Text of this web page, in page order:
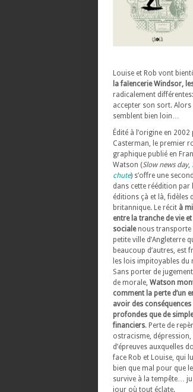
Louise et Rob vont
la faïencerie Windsor,
radicalement
accepter son sort. Alors
semblent bien loin…
Édité à l’origine en 2002
Casterman, le premier
graphique publié en
Watson (Slow news day,
chute) s’offre une
dans cette réédition par
éditions çà et là, fidèles
britannique. Le récit à
entre la tranche de vie
socialenous transporte
petite ville d’Angleterre
beaucoup d’autres, est
les lois impitoyables du
Sans porter de
de morale, Watson
comment la perte d’un
avoir des
profondes que de
financiers. Perte de
ostracisme,
d’épreuves auxquelles
face Rob et Louise, qui
bien que mal pour que
survive à la tempête…
jour où tout éclate.